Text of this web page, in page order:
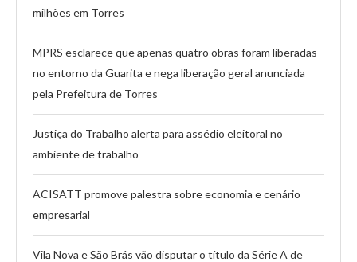
milhões em Torres
MPRS esclarece que apenas quatro obras foram liberadas
no entorno da Guarita e nega liberação geral anunciada
pela Prefeitura de Torres
Justiça do Trabalho alerta para assédio eleitoral no
ambiente de trabalho
ACISATT promove palestra sobre economia e cenário
empresarial
Vila Nova e São Brás vão disputar o título da Série A de